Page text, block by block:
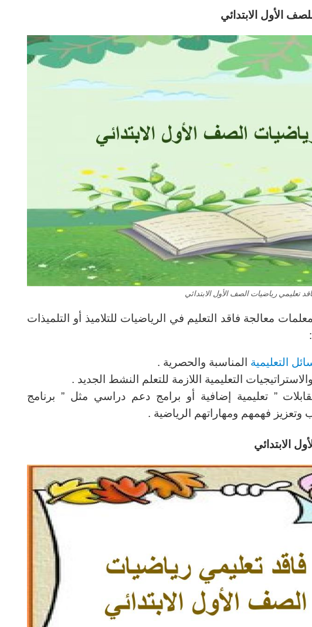
الأول الابتدائي
تعليمي رياضيات الصف الأول الابتدائي
معالجة فاقد التعليم في الرياضيات للتلاميذ أو التلميذات
التعليمية المناسبة والحصرية .
التعليمية اللازمة للتعلم النشط الجديد .
” تعليمية إضافية أو برامج دعم دراسي مثل ” برنامج
وتعزيز فهمهم ومهاراتهم الرياضية .
الابتدائي